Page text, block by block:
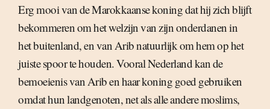
Erg mooi van de Marokkaanse koning dat hij zich blijft
bekommeren om het welzijn van zijn onderdanen in
het buitenland, en van Arib natuurlijk om hem op het
juiste spoor te houden. Vooral Nederland kan de
bemoeienis van Arib en haar koning goed gebruiken
omdat hun landgenoten, net als alle andere moslims,